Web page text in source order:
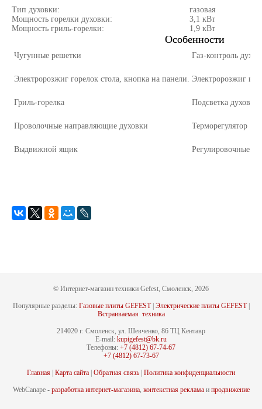
Тип духовки:
газовая
Мощность горелки духовки:
3,1 кВт
Мощность гриль-горелки:
1,9 кВт
Особенности
Чугунные решетки Газ-контроль
Электророзжиг горелок стола, кнопка на панели. Электророзжиг
Гриль-горелка Подсветка духовки
Проволочные направляющие духовки Терморегулятор
Выдвижной ящик Регулировочные
© Интернет-магазин техники Gefest, Смоленск, 2026
Популярные разделы: Газовые плиты GEFEST| Электрические плиты GEFEST|
Встраиваемая техника
214020 г. Смоленск, ул. Шевченко, 86 ТЦ Кентавр
E-mail: kupigefest@bk.ru
Телефоны: +7 (4812) 67-74-67
+7 (4812) 67-73-67
Главная Карта сайта Обратная связь Политика конфиденциальности
WebCanape - разработка интернет-магазина, контекстная рекламаи продвижение